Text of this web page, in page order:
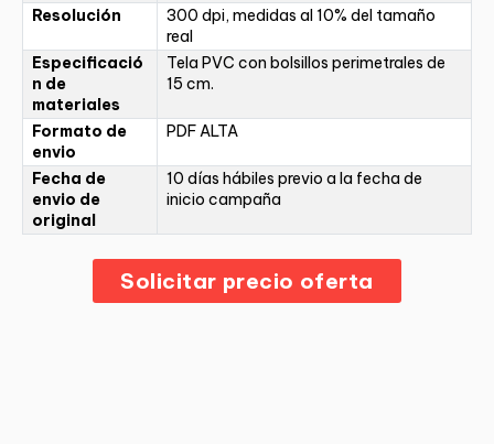
Resolución
300 dpi, medidas al 10% del tamaño
real
Especificació
n de
materiales
Tela PVC con bolsillos perimetrales de
15 cm.
Formato de
envio
PDF ALTA
Fecha de
envio de
original
10 días hábiles previo a la fecha de
inicio campaña
Solicitar precio oferta